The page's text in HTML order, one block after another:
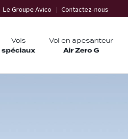
Le Groupe Avico Contactez-nous
Vols
spéciaux
Vol en apesanteur
Air Zero G